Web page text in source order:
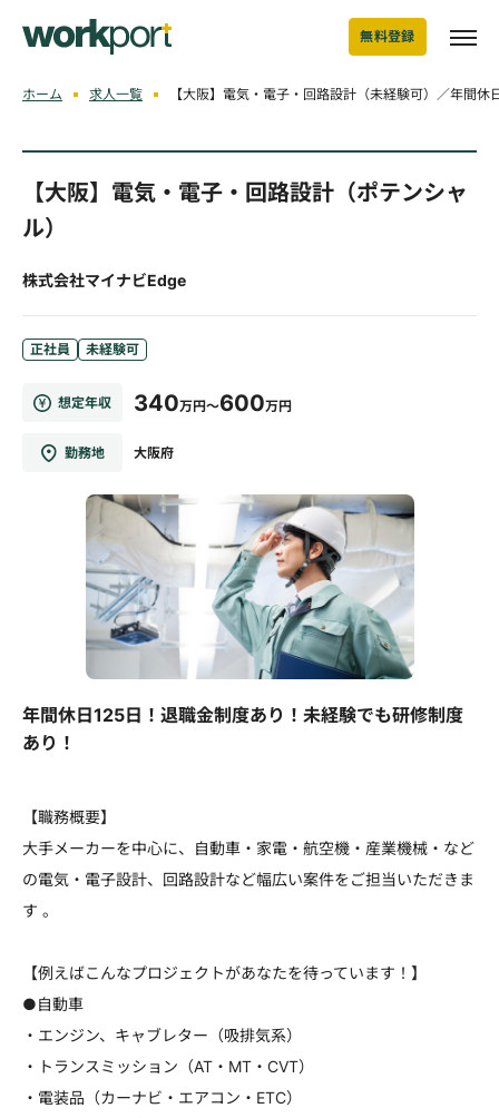
無料登録
ホーム 求人一覧 【大阪】電気・電子・回路設計（未経験可）／年間
【大阪】電気・電子・回路設計（ポテンシャ
ル）
株式会社マイナビEdge
正社員 未経験可
想定年収 340万円～600万円
勤務地 大阪府
年間休日125日！退職金制度あり！未経験でも研修制度
あり！
【職務概要】
大手メーカーを中心に、自動車・家電・航空機・産業機械・など
の電気・電子設計、回路設計など幅広い案件をご担当いただきま
す 。
【例えばこんなプロジェクトがあなたを待っています！】
●自動車
・エンジン、キャブレター（吸排気系）
・トランスミッション（AT・MT・CVT）
・電装品（カーナビ・エアコン・ETC）